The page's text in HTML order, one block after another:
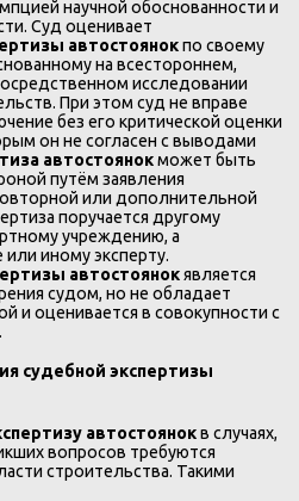
научной обоснованности и
Суд оценивает
автостоянокпо своему
на всестороннем,
исследовании
При этом суд не вправе
без его критической оценки
он не согласен с выводами
автостоянокможет быть
путём заявления
или дополнительной
поручается другому
учреждению, а
иному эксперту.
автостоянокявляется
судом, но не обладает
и оценивается в совокупности с
судебной экспертизы
автостоянокв случаях,
вопросов требуются
строительства. Такими